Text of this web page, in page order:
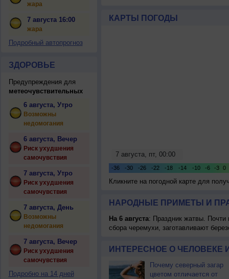
жара
7 августа 16:00
жара
Подробный автопрогноз
ЗДОРОВЬЕ
Предупреждения для
метеочувствительных
6 августа, Утро
Возможны
недомогания
6 августа, Вечер
Риск ухудшения
самочувствия
7 августа, Утро
Риск ухудшения
самочувствия
7 августа, День
Возможны
недомогания
7 августа, Вечер
Риск ухудшения
самочувствия
Подробно на 14 дней
КАРТЫ ПОГОДЫ
Кликните на погодной карте для
НАРОДНЫЕ ПРИМЕТЫ И
На 6 августа: Праздник жатвы. Почти
сбора черемухи, заготавливают
ИНТЕРЕСНОЕ О ЧЕЛОВЕКЕ
Почему северный загар
цветом отличается от